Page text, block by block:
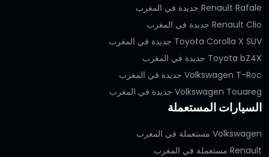
Renault Rafale جديدة في المغرب
Renault Clio جديدة في المغرب
Toyota Corolla X SUV جديدة في المغرب
Toyota bZ4X جديدة في المغرب
Volkswagen T-Roc جديدة في المغرب
Volkswagen Touareg جديدة في المغرب
السيارات المستعملة
Volkswagen مستعملة في المغرب
Renault مستعملة في المغرب